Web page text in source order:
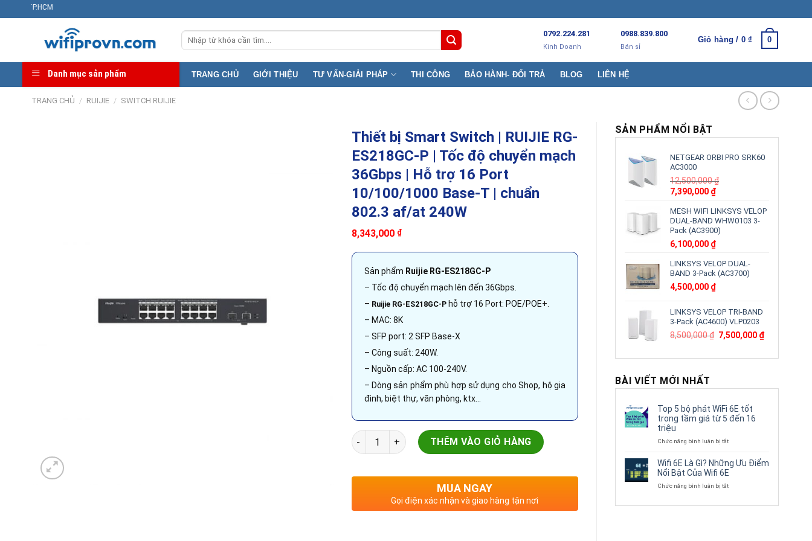
to
Tìm
kiếm:
0792.224.281
Kinh Doanh
0988.839.800
Bán sỉ
Giỏ hàng / 0₫ 0
Danh mục sản phẩm TRANG CHỦ GIỚI THIỆU TƯ VẤN-GIẢI PHÁP THI CÔNG BẢO HÀNH- ĐỔI TRẢ BLOG LIÊN HỆ
TRANG CHỦ / RUIJIE / SWITCH RUIJIE
Thiết bị Smart Switch | RUIJIE RG-
ES218GC-P | Tốc độ chuyển mạch
36Gbps | Hỗ trợ 16 Port
10/100/1000 Base-T | chuẩn
802.3 af/at 240W
8,343,000 ₫
Sản phẩm Ruijie RG-ES218GC-P
– Tốc độ chuyển mạch lên đến 36Gbps.
– Ruijie RG-ES218GC-P hỗ trợ 16 Port: POE/POE+.
– MAC: 8K
– SFP port: 2 SFP Base-X
– Công suất: 240W.
– Nguồn cấp: AC 100-240V.
– Dòng sản phẩm phù hợp sử dụng cho Shop, hộ gia
đình, biệt thự, văn phòng, ktx…
Thiết bị Smart Switch | RUIJIE RG-ES218GC-P | Tốc độ chuyển mạch 36Gbps | Hỗ trợ 16 Port 10/100/1000
THÊM VÀO GIỎ HÀNG
MUA NGAY
Gọi điện xác nhận và giao hàng tận nơi
SẢN PHẨM NỔI BẬT
NETGEAR ORBI PRO SRK60
AC3000
12,500,000₫
Giá
là:
12,500,000 ₫.
7,390,000 ₫Giá
tại
là:
7,390,000 ₫.
MESH WIFI LINKSYS VELOP
DUAL-BAND WHW0103 3-
Pack (AC3900)
6,100,000 ₫
LINKSYS VELOP DUAL-
BAND 3-Pack (AC3700)
4,500,000 ₫
LINKSYS VELOP TRI-BAND
3-Pack (AC4600) VLP0203
8,500,000₫ Giá
là:
7,500,000 ₫Giá
tại
BÀI VIẾT MỚI NHẤT
Top 5 bộ phát WiFi 6E tốt
trong tầm giá từ 5 đến 16
triệu
Chức năng bình luận bị tắtở
bộ
phát
WiFi
Wifi 6E Là Gì? Những Ưu Điểm
Nổi Bật Của Wifi 6E
Chức năng bình luận bị tắtở